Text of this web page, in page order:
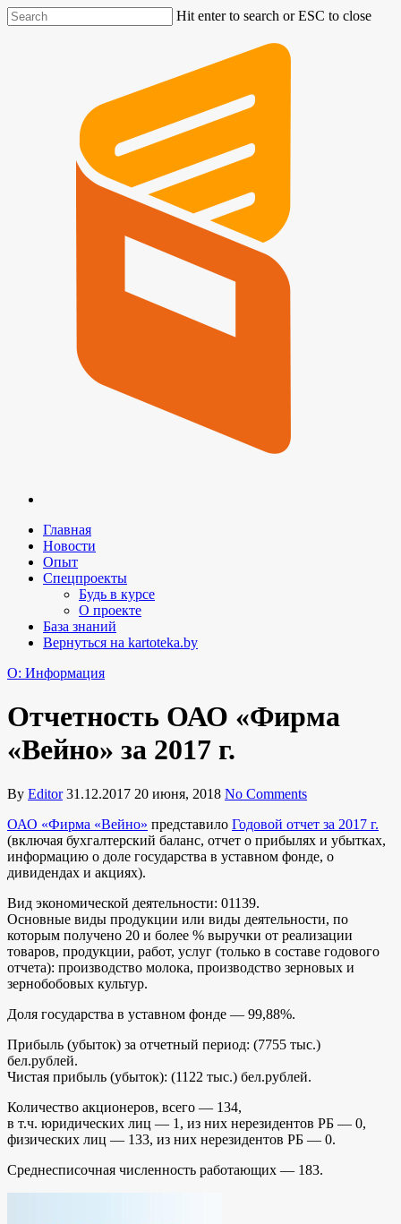
Hit enter to search or ESC to close
Главная
Новости
Опыт
Спецпроекты
Будь в курсе
О проекте
База знаний
Вернуться на kartoteka.by
O: Информация
Отчетность ОАО «Фирма
«Вейно» за 2017 г.
By Editor 31.12.2017 20 июня, 2018 No Comments
ОАО «Фирма «Вейно» представило Годовой отчет за 2017 г.
(включая бухгалтерский баланс, отчет о прибылях и убытках,
информацию о доле государства в уставном фонде, о
дивидендах и акциях).
Вид экономической деятельности: 01139.
Основные виды продукции или виды деятельности, по
которым получено 20 и более % выручки от реализации
товаров, продукции, работ, услуг (только в составе годового
отчета): производство молока, производство зерновых и
зернобобовых культур.
Доля государства в уставном фонде — 99,88%.
Прибыль (убыток) за отчетный период: (7755 тыс.)
бел.рублей.
Чистая прибыль (убыток): (1122 тыс.) бел.рублей.
Количество акционеров, всего — 134,
в т.ч. юридических лиц — 1, из них нерезидентов РБ — 0,
физических лиц — 133, из них нерезидентов РБ — 0.
Среднесписочная численность работающих — 183.